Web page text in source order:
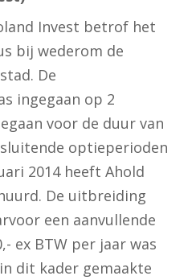
Invest betrof het
bij wederom de
De
ingegaan op 2
voor de duur van
optieperioden
2014 heeft Ahold
De uitbreiding
een aanvullende
ex BTW per jaar was
dit kader gemaakte